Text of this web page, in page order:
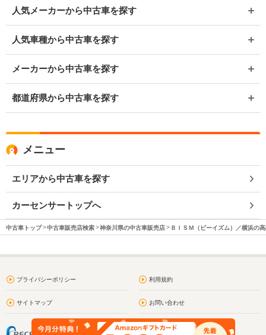
人気メーカーから中古車を探す
人気車種から中古車を探す
メーカーから中古車を探す
都道府県から中古車を探す
メニュー
エリアから中古車を探す
カーセンサートップへ
中古車トップ 中古車販売店検索 神奈川県の中古車販売店 ＢＩＳＭ（ビーイズム）／横浜の
プライバシーポリシー 利用規約
サイトマップ お問い合わせ